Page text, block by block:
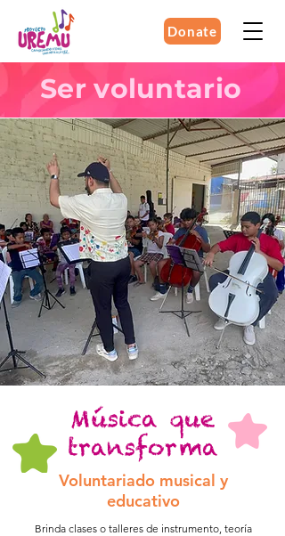
Donate
Ser voluntario
Música que
transforma
Voluntariado musical y
educativo
Brinda clases o talleres de instrumento, teoría